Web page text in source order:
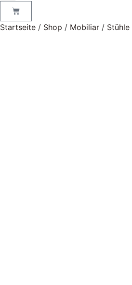
Startseite / Shop / Mobiliar / Stühle